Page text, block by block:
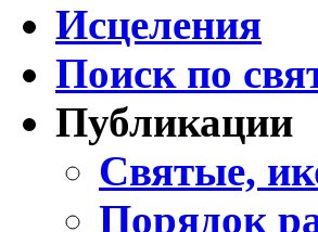
Исцеления
Поиск по
Публикации
Святые,
Порядок